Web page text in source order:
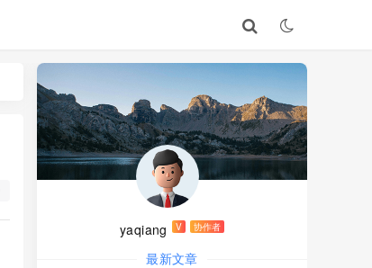
yaqiang V 协作者
最新文章